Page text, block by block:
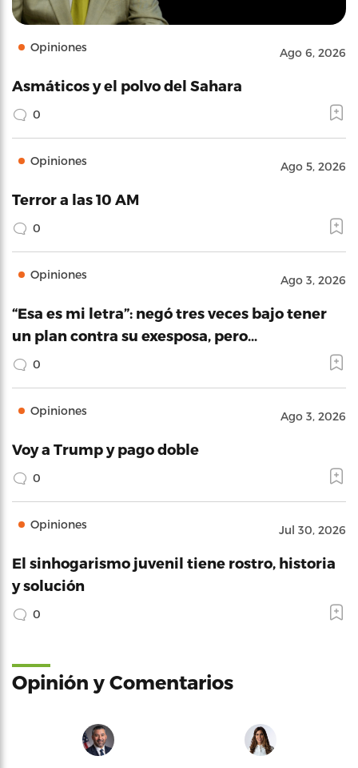
Opiniones Ago 6, 2026
Asmáticos y el polvo del Sahara
0
Opiniones Ago 5, 2026
Terror a las 10 AM
0
Opiniones Ago 3, 2026
“Esa es mi letra”: negó tres veces bajo tener
un plan contra su exesposa, pero…
0
Opiniones Ago 3, 2026
Voy a Trump y pago doble
0
Opiniones Jul 30, 2026
El sinhogarismo juvenil tiene rostro, historia
y solución
0
Opinión y Comentarios